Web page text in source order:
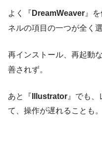
よく『 DreamWeaver 』
ネルの項目の一つが全く
再インストール、再起動
善されず。
あと『 Illustrator 』でも
て、操作が遅れることも。